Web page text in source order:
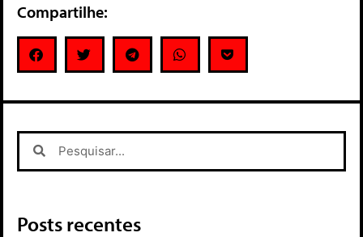
Compartilhe:
Posts recentes